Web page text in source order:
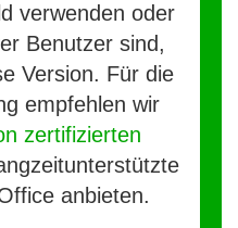
verwenden oder
Benutzer sind,
Version. Für die
empfehlen wir
zertifizierten
anbieten.